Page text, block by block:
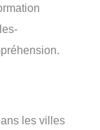
les villes